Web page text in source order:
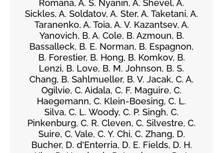
Romana, A. S. Nyanin, A. Shevel, A.
Sickles, A. Soldatov, A. Ster, A. Taketani, A.
Taranenko, A. Toia, A. V. Kazantsev, A.
Yanovich, B. A. Cole, B. Azmoun, B.
Bassalleck, B. E. Norman, B. Espagnon,
B. Forestier, B. Hong, B. Komkov, B.
Lenzi, B. Love, B. M. Johnson, B. S.
Chang, B. Sahlmueller, B. V. Jacak, C. A.
Ogilvie, C. Aidala, C. F. Maguire, C.
Haegemann, C. Klein-Boesing, C. L.
Silva, C. L. Woody, C. P. Singh, C.
Pinkenburg, C. R. Cleven, C. Silvestre, C.
Suire, C. Vale, C. Y. Chi, C. Zhang, D.
Bucher, D. d'Enterria, D. E. Fields, D. H.